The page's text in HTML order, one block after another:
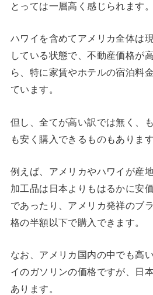
とっては一層高く感じられます。
ハワイを含めてアメリカ全体は
している状態で、不動産価格が
ら、特に家賃やホテルの宿泊料
ています。
但し、全てが高い訳では無く、
も安く購入できるものもあります
例えば、アメリカやハワイが産
加工品は日本よりもはるかに安
であったり、アメリカ発祥のブ
格の半額以下で購入できます。
なお、アメリカ国内の中でも高
イのガソリンの価格ですが、日
あります。